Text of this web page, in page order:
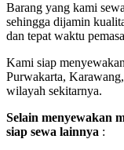
Barang yang kami
sehingga dijamin
dan tepat waktu
Kami siap
Purwakarta,
wilayah sekitarnya.
Selain menyewakan
siap sewa lainnya :